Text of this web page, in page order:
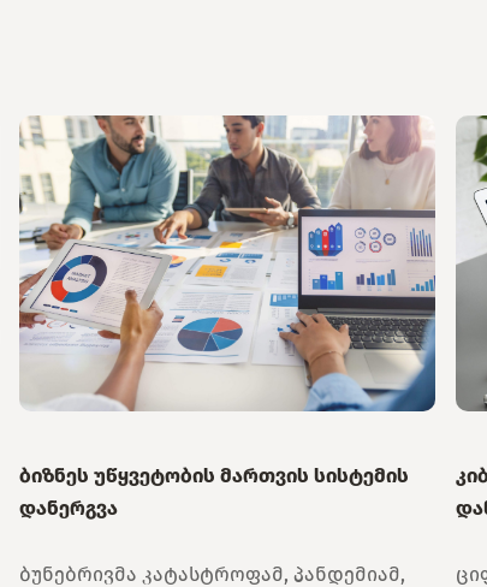
ბიზნეს უწყვეტობის მართვის სისტემის
დანერგვა
ბუნებრივმა კატასტროფამ, პანდემიამ,